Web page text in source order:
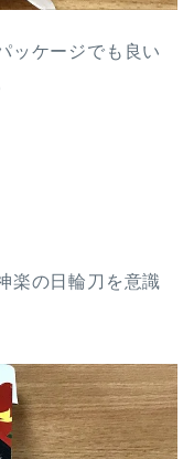
ッケージでも良い
楽の日輪刀を意識